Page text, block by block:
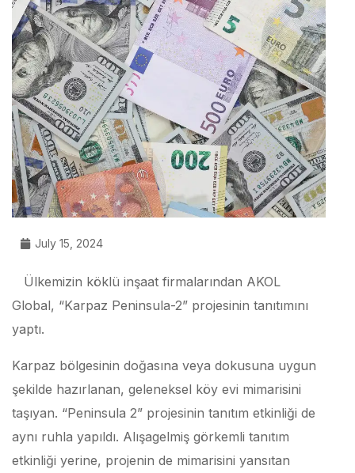
July 15, 2024
Ülkemizin köklü inşaat firmalarından AKOL
Global, “Karpaz Peninsula-2” projesinin tanıtımını
yaptı.
Karpaz bölgesinin doğasına veya dokusuna uygun
şekilde hazırlanan, geleneksel köy evi mimarisini
taşıyan. “Peninsula 2” projesinin tanıtım etkinliği de
aynı ruhla yapıldı. Alışagelmiş görkemli tanıtım
etkinliği yerine, projenin de mimarisini yansıtan